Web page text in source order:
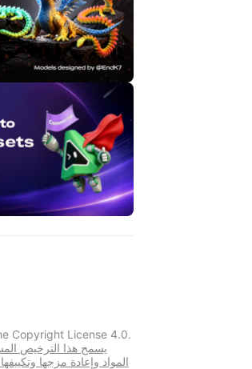
Copyright License 4.0.
المواد وإعادة مزجها